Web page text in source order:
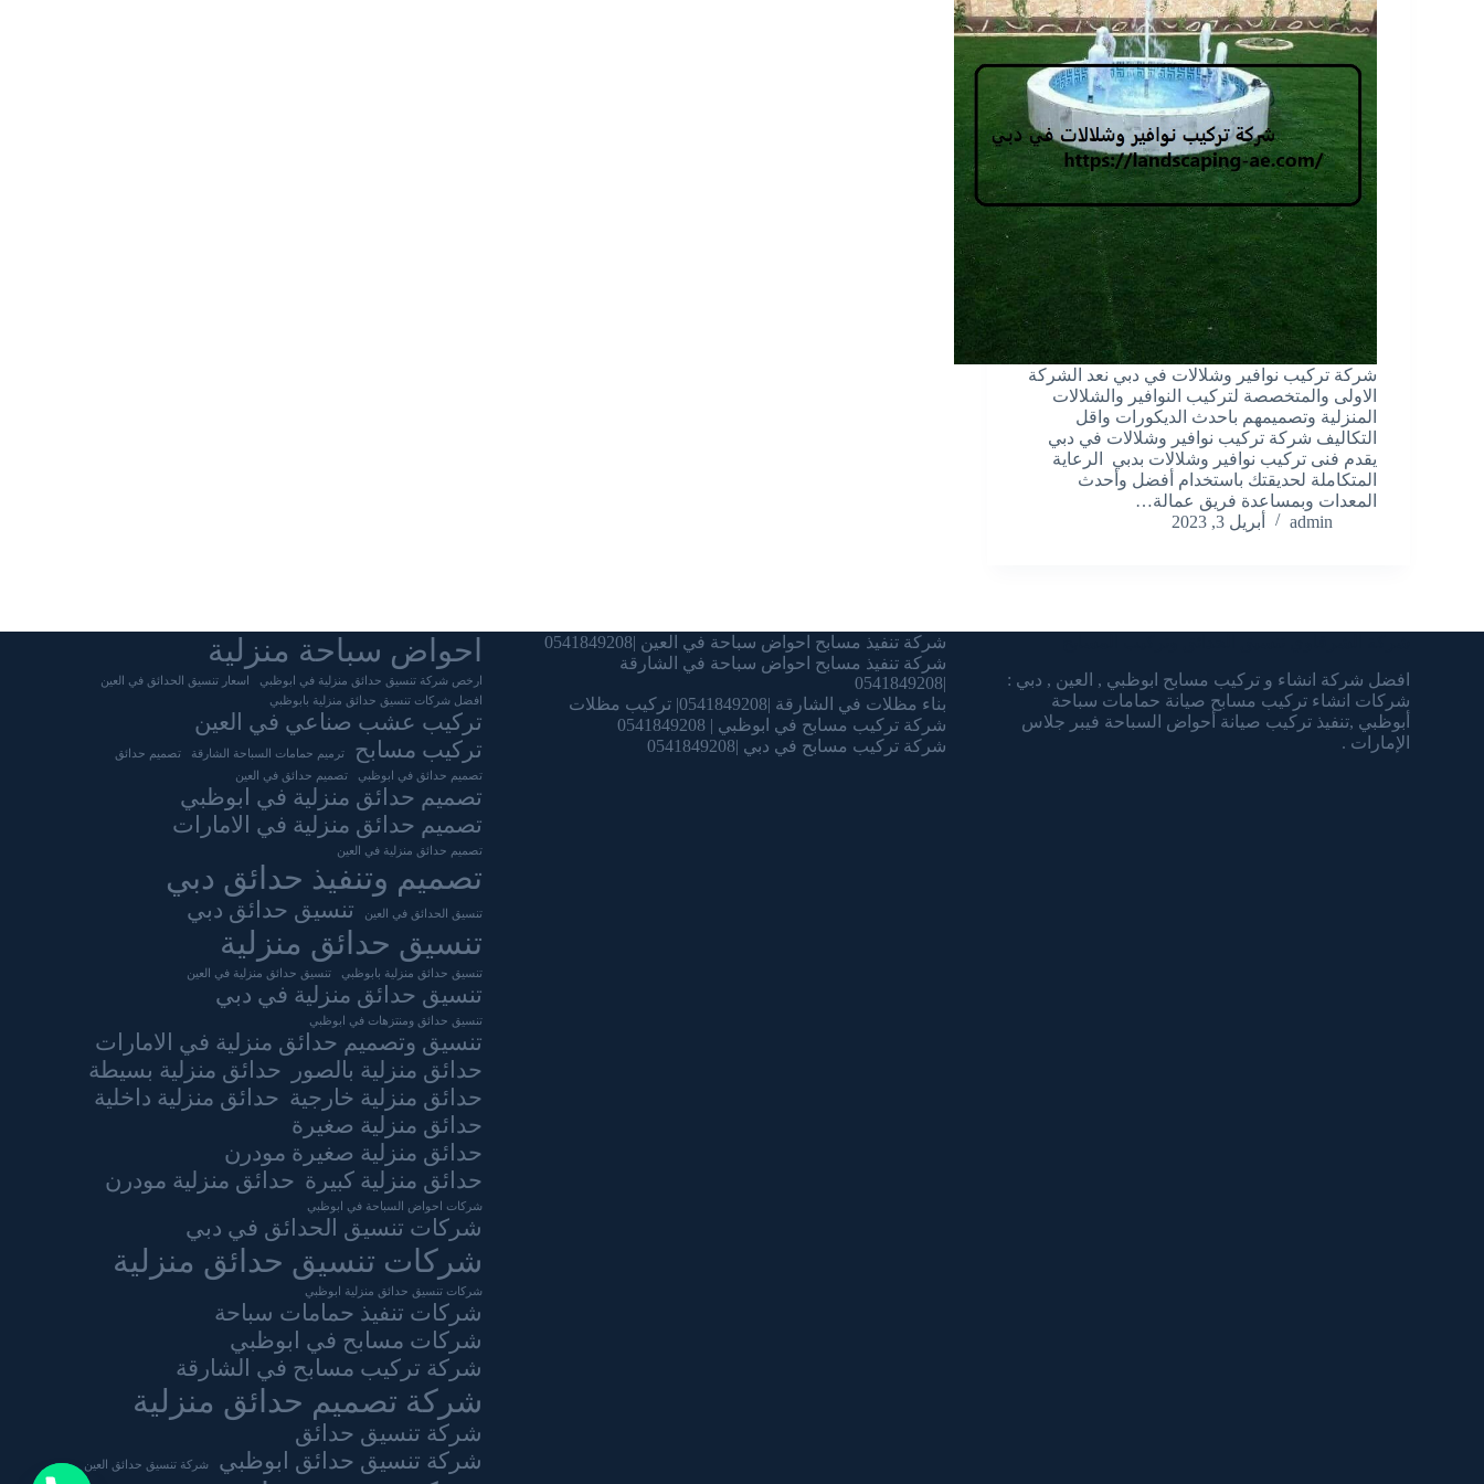
شركة تركيب نوافير وشلالات في دبي نعد الشركة
الاولى والمتخصصة لتركيب النوافير والشلالات
المنزلية وتصميمهم باحدث الديكورات واقل
التكاليف شركة تركيب نوافير وشلالات في دبي
يقدم فنى تركيب نوافير وشلالات بدبي الرعاية
المتكاملة لحديقتك باستخدام أفضل وأحدث
المعدات وبمساعدة فريق عمالة…
admin
أبريل 3, 2023
افضل شركة انشاء و تركيب مسابح ابوظبي , العين , دبي :
شركات انشاء تركيب مسابح صيانة حمامات سباحة
أبوظبي ,تنفيذ تركيب صيانة أحواض السباحة فيبر جلاس
الإمارات .
شركة تنفيذ مسابح احواض سباحة في العين |0541849208
شركة تنفيذ مسابح احواض سباحة في الشارقة
|0541849208
بناء مظلات في الشارقة |0541849208| تركيب مظلات
شركة تركيب مسابح في ابوظبي | 0541849208
شركة تركيب مسابح في دبي |0541849208
احواض سباحة منزلية
ارخص شركة تنسيق حدائق منزلية في ابوظبي
اسعار تنسيق الحدائق في العين
افضل شركات تنسيق حدائق منزلية بابوظبي
تركيب عشب صناعي في العين
تركيب مسابح
ترميم حمامات السباحة الشارقة
تصميم حدائق
تصميم حدائق في ابوظبي
تصميم حدائق في العين
تصميم حدائق منزلية في ابوظبي
تصميم حدائق منزلية في الامارات
تصميم حدائق منزلية في العين
تصميم وتنفيذ حدائق دبي
تنسيق الحدائق في العين تنسيق حدائق دبي
تنسيق حدائق منزلية
تنسيق حدائق منزلية بابوظبي تنسيق حدائق منزلية في العين
تنسيق حدائق منزلية في دبي
تنسيق حدائق ومنتزهات في ابوظبي
تنسيق وتصميم حدائق منزلية في الامارات
حدائق منزلية بالصور
حدائق منزلية بسيطة
حدائق منزلية خارجية حدائق منزلية داخلية
حدائق منزلية صغيرة
حدائق منزلية صغيرة مودرن
حدائق منزلية كبيرة حدائق منزلية مودرن
شركات احواض السباحة في ابوظبي
شركات تنسيق الحدائق في دبي
شركات تنسيق حدائق منزلية
شركات تنسيق حدائق منزلية ابوظبي
شركات تنفيذ حمامات سباحة
شركات مسابح في ابوظبي
شركة تركيب مسابح في الشارقة
شركة تصميم حدائق منزلية
شركة تنسيق حدائق
شركة تنسيق حدائق ابوظبي
شركة تنسيق حدائق العين